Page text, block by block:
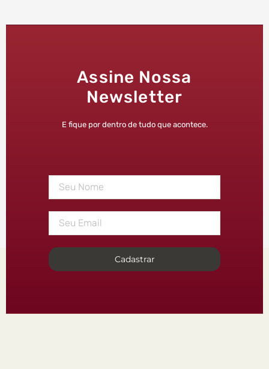
Assine Nossa
Newsletter
E fique por dentro de tudo que acontece.
Cadastrar